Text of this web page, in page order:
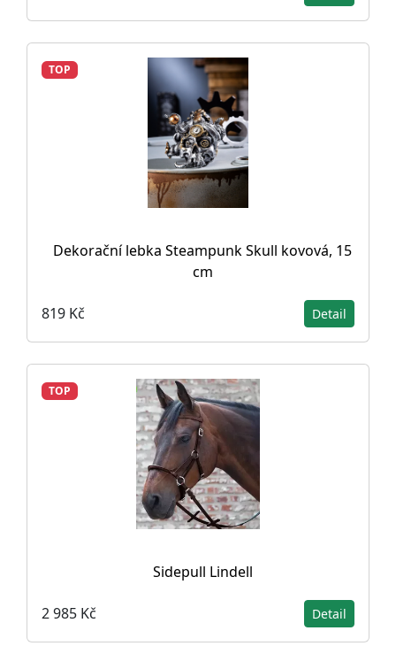
TOP
Dekorační lebka Steampunk Skull kovová, 15
cm
819 Kč Detail
TOP
Sidepull Lindell
2 985 Kč Detail